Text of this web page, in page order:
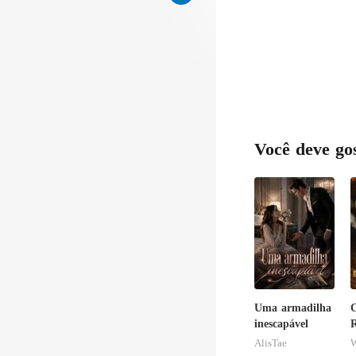
Você deve
Uma armadilha
inescapável
AlisTae